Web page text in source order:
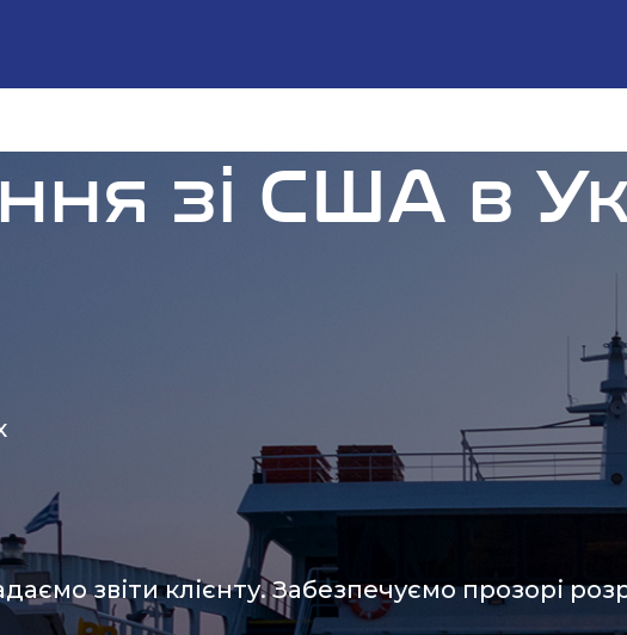
зі США в
звіти клієнту. Забезпечуємо прозорі